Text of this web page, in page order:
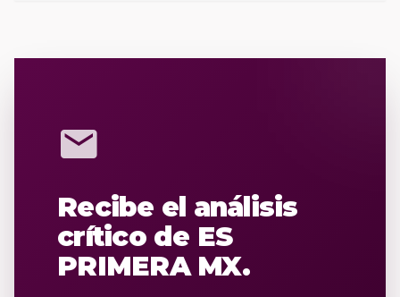
mail
Recibe el análisis
crítico de ES
PRIMERA MX.